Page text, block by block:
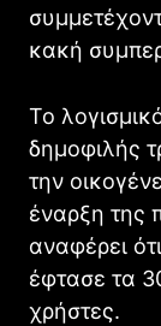
κακή
Το
δημοφιλής
την
έναρξη της
αναφέρει
έφτασε τα
χρήστες.